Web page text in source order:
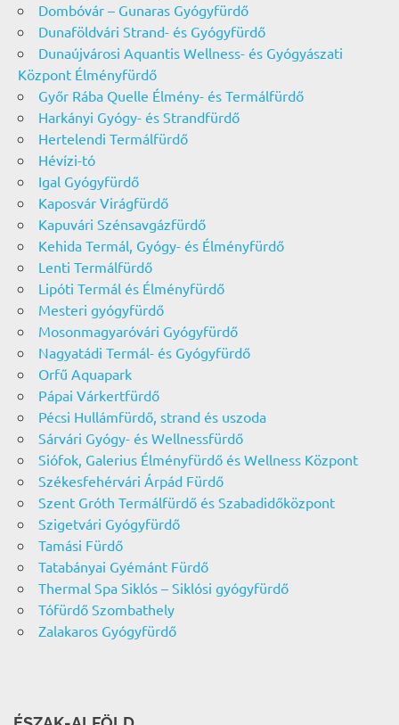
Dombóvár – Gunaras Gyógyfürdő
Dunaföldvári Strand- és Gyógyfürdő
Dunaújvárosi Aquantis Wellness- és Gyógyászati
Központ Élményfürdő
Győr Rába Quelle Élmény- és Termálfürdő
Harkányi Gyógy- és Strandfürdő
Hertelendi Termálfürdő
Hévízi-tó
Igal Gyógyfürdő
Kaposvár Virágfürdő
Kapuvári Szénsavgázfürdő
Kehida Termál, Gyógy- és Élményfürdő
Lenti Termálfürdő
Lipóti Termál és Élményfürdő
Mesteri gyógyfürdő
Mosonmagyaróvári Gyógyfürdő
Nagyatádi Termál- és Gyógyfürdő
Orfű Aquapark
Pápai Várkertfürdő
Pécsi Hullámfürdő, strand és uszoda
Sárvári Gyógy- és Wellnessfürdő
Siófok, Galerius Élményfürdő és Wellness Központ
Székesfehérvári Árpád Fürdő
Szent Gróth Termálfürdő és Szabadidőközpont
Szigetvári Gyógyfürdő
Tamási Fürdő
Tatabányai Gyémánt Fürdő
Thermal Spa Siklós – Siklósi gyógyfürdő
Tófürdő Szombathely
Zalakaros Gyógyfürdő